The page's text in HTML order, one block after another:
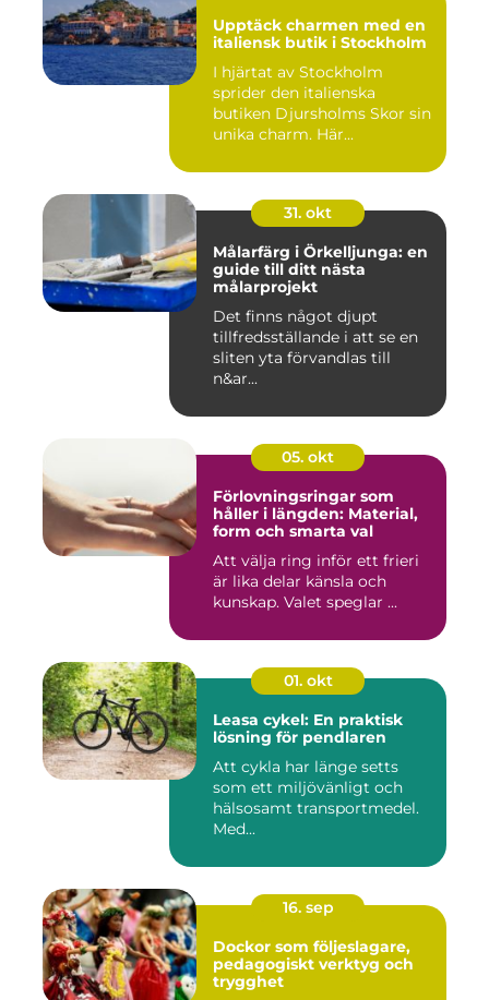
Upptäck charmen med en
italiensk butik i Stockholm
I hjärtat av Stockholm
sprider den italienska
butiken Djursholms Skor sin
unika charm. Här...
31. okt
Målarfärg i Örkelljunga: en
guide till ditt nästa
målarprojekt
Det finns något djupt
tillfredsställande i att se en
sliten yta förvandlas till
n&ar...
05. okt
Förlovningsringar som
håller i längden: Material,
form och smarta val
Att välja ring inför ett frieri
är lika delar känsla och
kunskap. Valet speglar ...
01. okt
Leasa cykel: En praktisk
lösning för pendlaren
Att cykla har länge setts
som ett miljövänligt och
hälsosamt transportmedel.
Med...
16. sep
Dockor som följeslagare,
pedagogiskt verktyg och
trygghet